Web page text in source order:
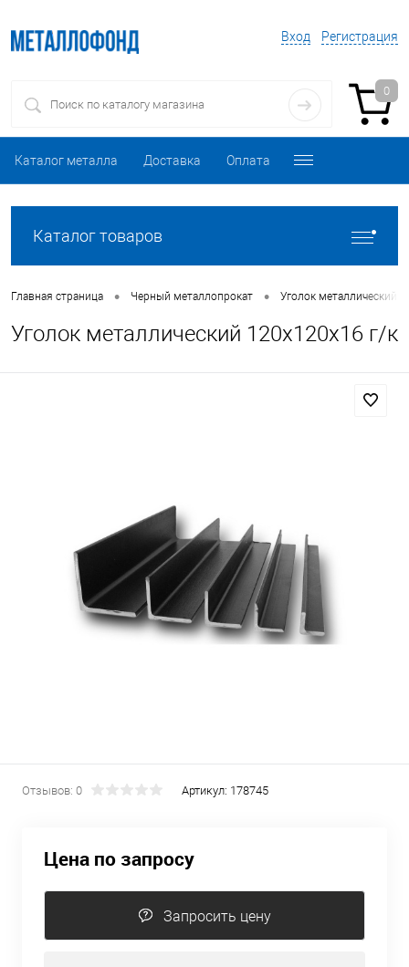
Вход Регистрация
0
Каталог металла Доставка Оплата
Каталог товаров
Главная страница • Черный металлопрокат • Уголок металлический
Уголок металлический 120х120х16 г/к
Отзывов: 0 Артикул: 178745
Цена по запросу
Запросить цену